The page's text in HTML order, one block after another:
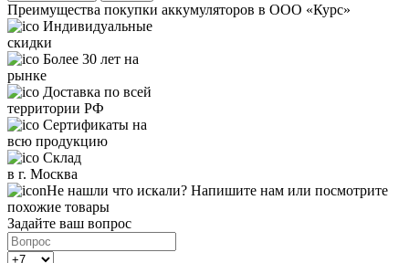
Преимущества покупки аккумуляторов в ООО «Курс»
Индивидуальные
скидки
Более 30 лет на
рынке
Доставка по всей
территории РФ
Сертификаты на
всю продукцию
Склад
в г. Москва
Не нашли что искали? Напишите нам или посмотрите
похожие товары
Задайте ваш вопрос